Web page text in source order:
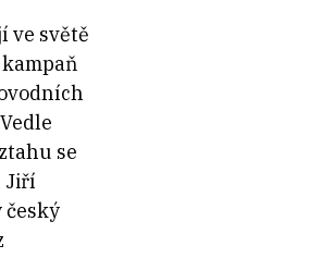
ve světě
se
Jiří
český